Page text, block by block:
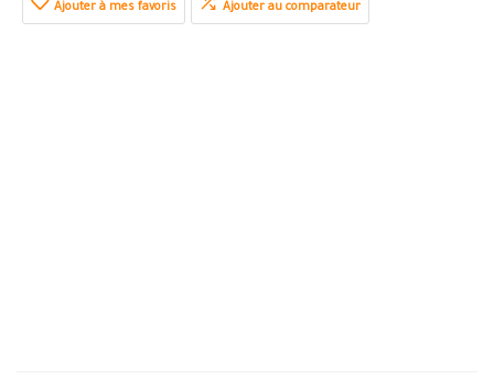
Ajouter à mes favoris Ajouter au comparateur